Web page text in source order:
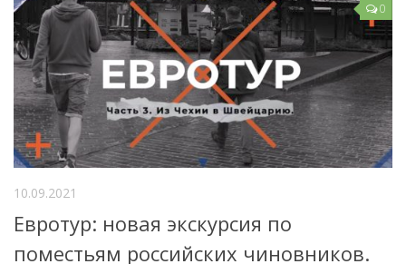
0
10.09.2021
Евротур: новая экскурсия по
поместьям российских чиновников.